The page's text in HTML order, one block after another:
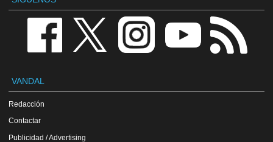
VANDAL
Redacción
Contactar
Publicidad / Advertising